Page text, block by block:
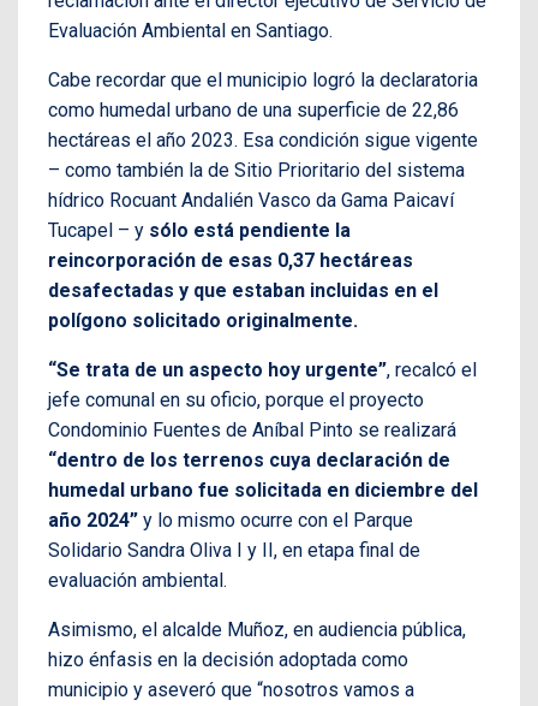
Evaluación Ambiental en Santiago.
Cabe recordar que el municipio logró la declaratoria
como humedal urbano de una superficie de 22,86
hectáreas el año 2023. Esa condición sigue vigente
– como también la de Sitio Prioritario del sistema
hídrico Rocuant Andalién Vasco da Gama Paicaví
Tucapel – y sólo está pendiente la
reincorporación de esas 0,37 hectáreas
desafectadas y que estaban incluidas en el
polígono solicitado originalmente.
“Se trata de un aspecto hoy urgente”, recalcó el
jefe comunal en su oficio, porque el proyecto
Condominio Fuentes de Aníbal Pinto se realizará
“dentro de los terrenos cuya declaración de
humedal urbano fue solicitada en diciembre del
año 2024” y lo mismo ocurre con el Parque
Solidario Sandra Oliva I y II, en etapa final de
evaluación ambiental.
Asimismo, el alcalde Muñoz, en audiencia pública,
hizo énfasis en la decisión adoptada como
municipio y aseveró que “nosotros vamos a